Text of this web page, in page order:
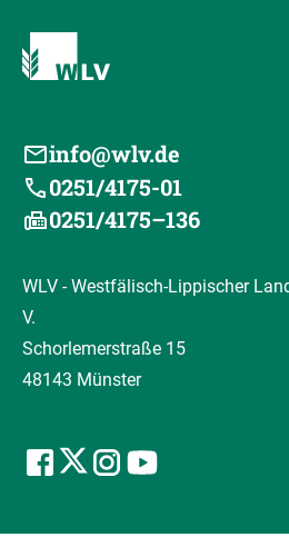
info@wlv.de
0251/4175-01
0251/4175–136
WLV - Westfälisch-Lippischer
V.
Schorlemerstraße 15
48143 Münster